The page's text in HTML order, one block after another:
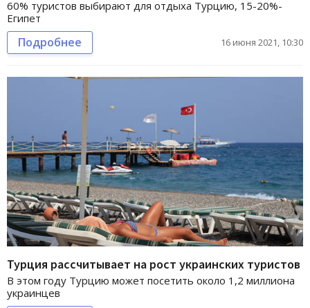
60% туристов выбирают для отдыха Турцию, 15-20%-
Египет
Подробнее 16 июня 2021, 10:30
Турция рассчитывает на рост украинских туристов
В этом году Турцию может посетить около 1,2 миллиона
украинцев